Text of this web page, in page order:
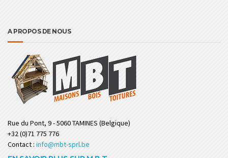
A PROPOS DE NOUS
Rue du Pont, 9 - 5060 TAMINES (Belgique)
+32 (0)71 775 776
Contact : info@mbt-sprl.be